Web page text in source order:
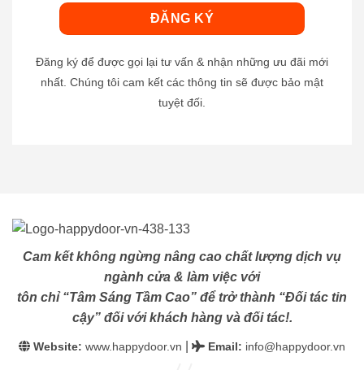
Đăng ký để được gọi lại tư vấn & nhận những ưu đãi mới
nhất. Chúng tôi cam kết các thông tin sẽ được bảo mật
tuyệt đối.
Cam kết không ngừng nâng cao chất lượng dịch vụ
ngành cửa & làm việc với
tôn chỉ “Tâm Sáng Tầm Cao” để trở thành “Đối tác tin
cậy” đối với khách hàng và đối tác!.
Website: www.happydoor.vn Email: info@happydoor.vn